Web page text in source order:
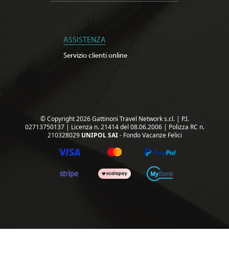
ASSISTENZA
Servizio clienti online
© Copyright 2026 Gattinoni Travel Network s.r.l. | P.I.
02713750137 | Licenza n. 21414 del 08.06.2006 | Polizza RC n.
210328029 UNIPOL SAI- Fondo Vacanze Felici